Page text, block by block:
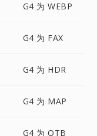
G4 为 WEBP
G4 为 FAX
G4 为 HDR
G4 为 MAP
G4 为 OTB